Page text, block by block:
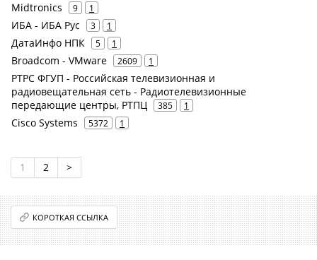
Midtronics 9 1
ИБА - ИБА Рус 3 1
ДатаИнфо НПК 5 1
Broadcom - VMware 2609 1
РТРС ФГУП - Российская телевизионная и
радиовещательная сеть - Радиотелевизионные
передающие центры, РТПЦ
385 1
Cisco Systems 5372 1
1 2 >
КОРОТКАЯ ССЫЛКА